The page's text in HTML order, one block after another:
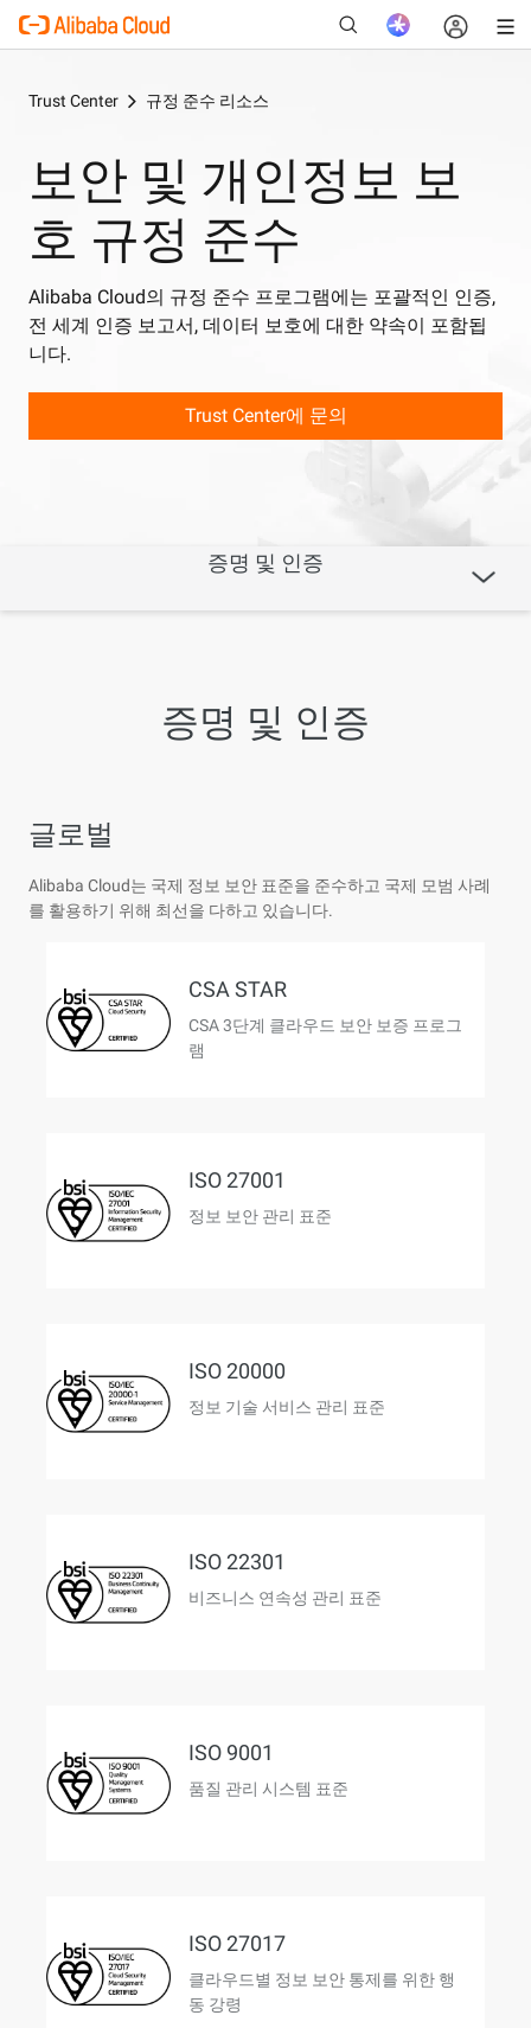
Trust Center 규정 준수 리소스
보안 및 개인정보 보
호 규정 준수
Alibaba Cloud의 규정 준수 프로그램에는 포괄적인 인증,
전 세계 인증 보고서, 데이터 보호에 대한 약속이 포함됩
니다.
Trust Center에 문의
증명 및 인증
증명 및 인증
글로벌
Alibaba Cloud는 국제 정보 보안 표준을 준수하고 국제 모범 사례
를 활용하기 위해 최선을 다하고 있습니다.
CSA STAR
CSA 3단계 클라우드 보안 보증 프로그
램
ISO 27001
정보 보안 관리 표준
ISO 20000
정보 기술 서비스 관리 표준
ISO 22301
비즈니스 연속성 관리 표준
ISO 9001
품질 관리 시스템 표준
ISO 27017
클라우드별 정보 보안 통제를 위한 행
동 강령
새로운